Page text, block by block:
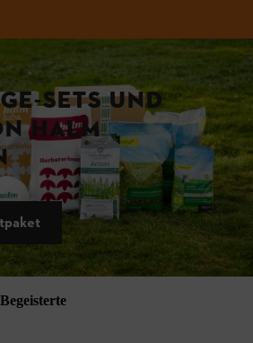
SETS UND
HALM